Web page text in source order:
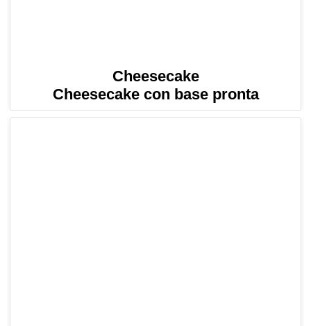
Cheesecake
Cheesecake con base pronta